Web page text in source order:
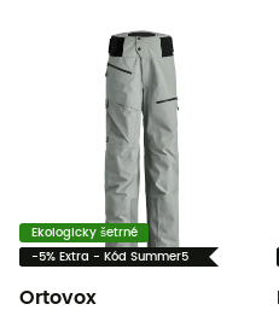
Ekologicky šetrné
-5% Extra - Kód Summer5
Ortovox